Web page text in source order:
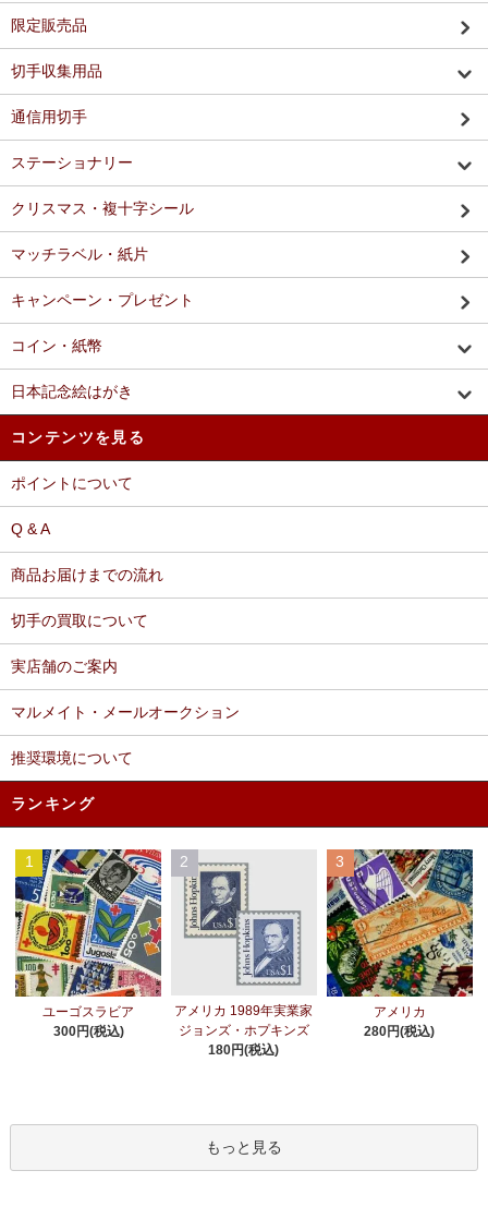
限定販売品
切手収集用品
通信用切手
ステーショナリー
クリスマス・複十字シール
マッチラベル・紙片
キャンペーン・プレゼント
コイン・紙幣
日本記念絵はがき
コンテンツを見る
ポイントについて
Q & A
商品お届けまでの流れ
切手の買取について
実店舗のご案内
マルメイト・メールオークション
推奨環境について
ランキング
1
ユーゴスラビア
300円(税込)
2
アメリカ 1989年実業家
ジョンズ・ホプキンズ
180円(税込)
3
アメリカ
280円(税込)
もっと見る